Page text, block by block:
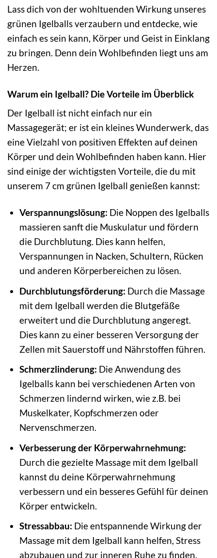
Lass dich von der wohltuenden Wirkung unseres
grünen Igelballs verzaubern und entdecke, wie
einfach es sein kann, Körper und Geist in Einklang
zu bringen. Denn dein Wohlbefinden liegt uns am
Herzen.
Warum ein Igelball? Die Vorteile im Überblick
Der Igelball ist nicht einfach nur ein
Massagegerät; er ist ein kleines Wunderwerk, das
eine Vielzahl von positiven Effekten auf deinen
Körper und dein Wohlbefinden haben kann. Hier
sind einige der wichtigsten Vorteile, die du mit
unserem 7 cm grünen Igelball genießen kannst:
Verspannungslösung: Die Noppen des Igelballs
massieren sanft die Muskulatur und fördern
die Durchblutung. Dies kann helfen,
Verspannungen in Nacken, Schultern, Rücken
und anderen Körperbereichen zu lösen.
Durchblutungsförderung: Durch die Massage
mit dem Igelball werden die Blutgefäße
erweitert und die Durchblutung angeregt.
Dies kann zu einer besseren Versorgung der
Zellen mit Sauerstoff und Nährstoffen führen.
Schmerzlinderung: Die Anwendung des
Igelballs kann bei verschiedenen Arten von
Schmerzen lindernd wirken, wie z.B. bei
Muskelkater, Kopfschmerzen oder
Nervenschmerzen.
Verbesserung der Körperwahrnehmung:
Durch die gezielte Massage mit dem Igelball
kannst du deine Körperwahrnehmung
verbessern und ein besseres Gefühl für deinen
Körper entwickeln.
Stressabbau: Die entspannende Wirkung der
Massage mit dem Igelball kann helfen, Stress
abzubauen und zur inneren Ruhe zu finden.